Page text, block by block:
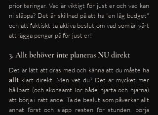
prioriteringar. Vad är viktigt för just er och vad kan
ni släppa? Det är skillnad på att ha "en låg budget"
och att faktiskt ta aktiva beslut om vad som är värt
att lägga pengar på för just er!
3. Allt behöver inte planeras NU direkt
allt klart direkt. Men vet du? Det är mycket mer
hållbart (och skonsamt för både hjärta och hjärna)
att börja i rätt ände. Ta de beslut som påverkar allt
annat först och släpp resten för stunden, börja